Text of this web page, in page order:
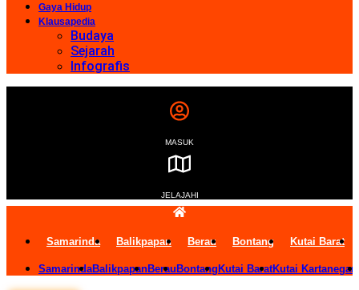
Gaya Hidup
Klausapedia
Budaya
Sejarah
Infografis
MASUK
JELAJAHI
Samarinda Balikpapan Berau Bontang Kutai Barat
SamarindaBalikpapanBerau Bontang Kutai BaratKutai